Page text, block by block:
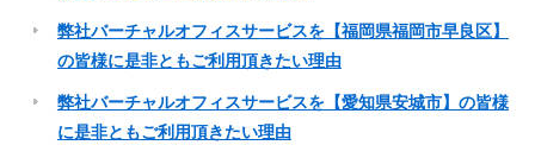
弊社バーチャルオフィスサービスを【福岡県福岡市早良区】
の皆様に是非ともご利用頂きたい理由
弊社バーチャルオフィスサービスを【愛知県安城市】の皆様
に是非ともご利用頂きたい理由